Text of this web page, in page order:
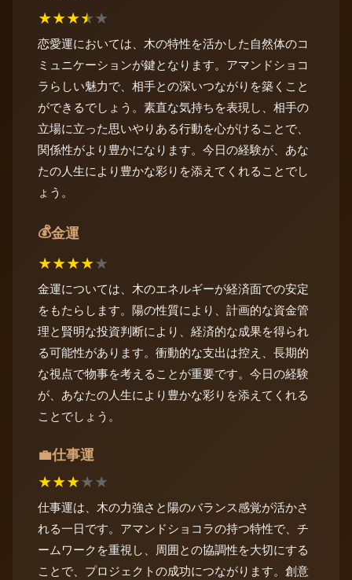
★★★★★
恋愛運においては、木の特性を活かした自然体のコ
ミュニケーションが鍵となります。アマンドショコ
ラらしい魅力で、相手との深いつながりを築くこと
ができるでしょう。素直な気持ちを表現し、相手の
立場に立った思いやりある行動を心がけることで、
関係性がより豊かになります。今日の経験が、あな
たの人生により豊かな彩りを添えてくれることでし
ょう。
💰金運
★★★★★
金運については、木のエネルギーが経済面での安定
をもたらします。陽の性質により、計画的な資金管
理と賢明な投資判断により、経済的な成果を得られ
る可能性があります。衝動的な支出は控え、長期的
な視点で物事を考えることが重要です。今日の経験
が、あなたの人生により豊かな彩りを添えてくれる
ことでしょう。
💼仕事運
★★★★★
仕事運は、木の力強さと陽のバランス感覚が活かさ
れる一日です。アマンドショコラの持つ特性で、チ
ームワークを重視し、周囲との協調性を大切にする
ことで、プロジェクトの成功につながります。創意